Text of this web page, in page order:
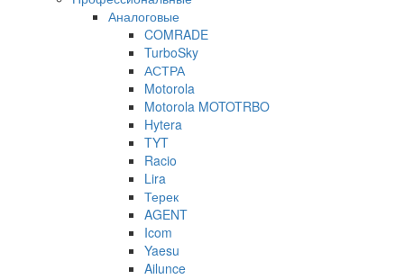
Аналоговые
COMRADE
TurboSky
АСТРА
Motorola
Motorola MOTOTRBO
Hytera
TYT
Racio
Lira
Терек
AGENT
Icom
Yaesu
Ailunce